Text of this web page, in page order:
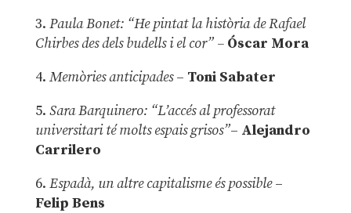
3. Paula Bonet: “He pintat la història de Rafael
Chirbes des dels budells i el cor” –Óscar Mora
4. Memòries anticipades– Toni Sabater
5. Sara Barquinero: “L’accés al professorat
universitari té molts espais grisos”– Alejandro
Carrilero
6. Espadà, un altre capitalisme és possible –
Felip Bens